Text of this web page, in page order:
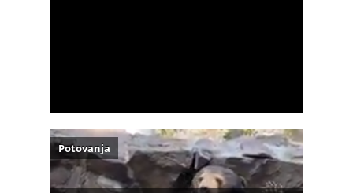
Potovanja